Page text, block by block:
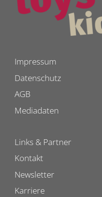
Impressum
Datenschutz
AGB
Mediadaten
Links & Partner
Kontakt
Newsletter
Karriere